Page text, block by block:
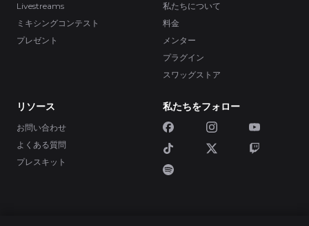
Livestreams
ミキシングコンテスト
プレゼント
私たちについて
料金
メンター
プラグイン
スワッグストア
リソース
お問い合わせ
よくある質問
プレスキット
私たちをフォロー